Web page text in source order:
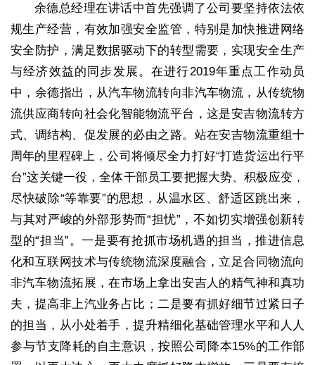
余德总经理在讲话中首先强调了公司要坚持依法依
规生产经营，有效加强安全监管，特别是加快推进网络
安全防护，满足数据驱动下的转型需要，实现安全生产
与经济效益的同步发展。在进行2019年重点工作动员
中，余德指出，从汽车物流转向非汽车物流，从传统物
流供应商转向社会化智能物流平台，这是安吉物流转方
式、调结构、促发展的必由之路。站在安吉物流重组十
周年的里程碑上，公司将倾尽全力打好“打造货运出行平
台”这关键一役，全体干部员工要把握大势、积极应变，
尽快破除“等靠要”的思想，从温水区、舒适区跳出来，
与其对严峻的外部形势而“担忧”，不如切实增强创新转
型的“担当”。一是要有抢抓市场机遇的担当，推进信息
化和互联网技术与传统物流深度融合，立足合同物流向
非汽车物流拓展，在市场上拿出安吉人的精气神和真功
夫，提高非上汽业务占比；二是要有抓好细节过紧日子
的担当，从小处着手，提升精细化基础管理水平和人人
参与节支降耗的自主意识，按照公司降本15%的工作部